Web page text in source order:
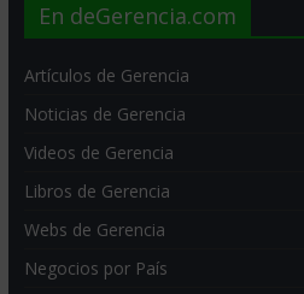
En deGerencia.com
Artículos de Gerencia
Noticias de Gerencia
Videos de Gerencia
Libros de Gerencia
Webs de Gerencia
Negocios por País